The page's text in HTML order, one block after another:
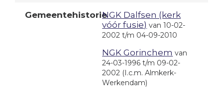
GemeentehistorieNGK Dalfsen (kerk
vóór fusie) van 10-02-
2002 t/m 04-09-2010
NGK Gorinchem van
24-03-1996 t/m 09-02-
2002 (I.c.m. Almkerk-
Werkendam)